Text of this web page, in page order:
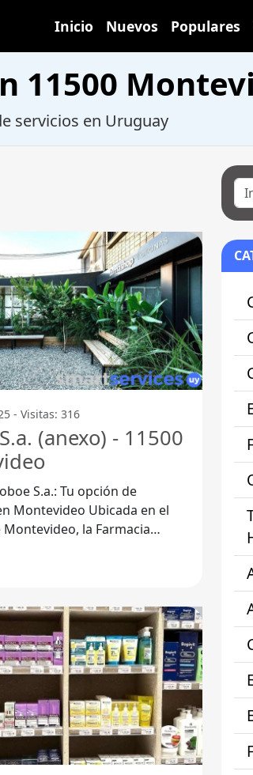
Inicio Nuevos Populares
11500
servicios en Uruguay
- Visitas: 316
(anexo) - 11500
S.a.: Tu opción de
Ubicada en el
la Farmacia